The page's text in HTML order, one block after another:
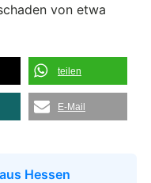
von etwa
teilen
E-Mail
Hessen